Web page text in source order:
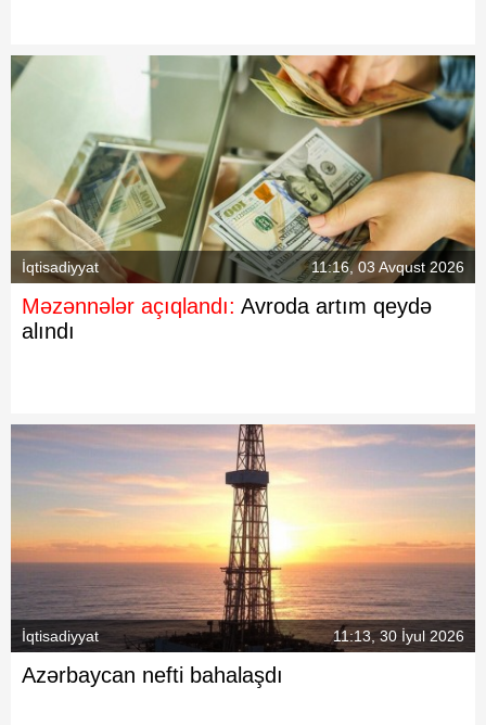
İqtisadiyyat 11:16, 03 Avqust 2026
Məzənnələr açıqlandı: Avroda artım qeydə
alındı
İqtisadiyyat 11:13, 30 İyul 2026
Azərbaycan nefti bahalaşdı